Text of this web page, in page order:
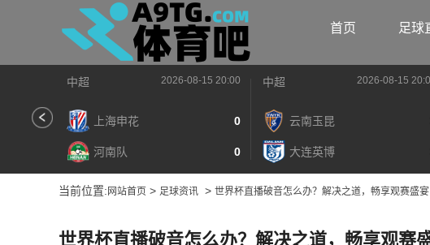
首页 足球
中超 2026-08-15 20:00
上海申花 0
河南队 0
中超 2026-08-15
云南玉昆
大连英博
当前位置: 网站首页 > 足球资讯 > 世界杯直播破音怎么办？解决之道，畅享观赛盛宴
世界杯直播破音怎么办？解决之道，畅享观赛